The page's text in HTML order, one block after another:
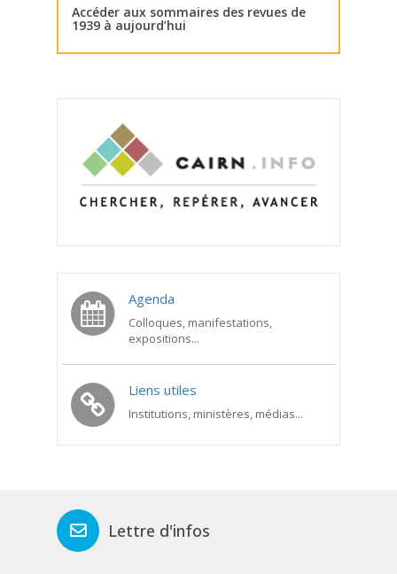
Accéder aux sommaires des revues de
1939 à aujourd’hui
Agenda
Colloques, manifestations,
expositions...
Liens utiles
Institutions, ministères, médias...
Lettre d'infos